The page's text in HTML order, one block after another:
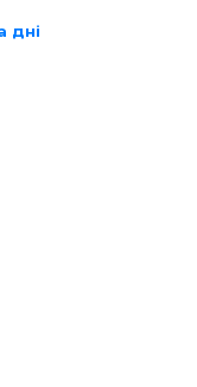
дні